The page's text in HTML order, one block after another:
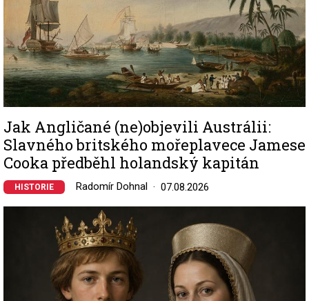
Jak Angličané (ne)objevili Austrálii:
Slavného britského mořeplavece Jamese
Cooka předběhl holandský kapitán
HISTORIE Radomír Dohnal 07.08.2026